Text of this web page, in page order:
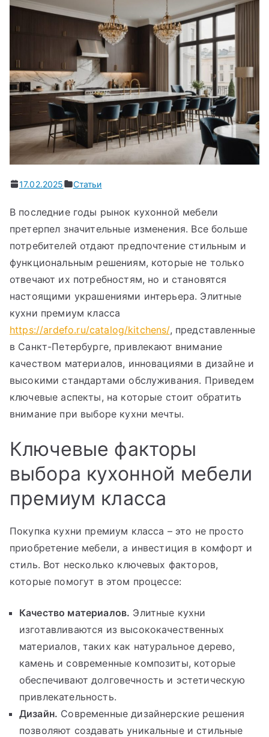
17.02.2025 Статьи
В последние годы рынок кухонной мебели
претерпел значительные изменения. Все больше
потребителей отдают предпочтение стильным и
функциональным решениям, которые не только
отвечают их потребностям, но и становятся
настоящими украшениями интерьера. Элитные
кухни премиум класса
https://ardefo.ru/catalog/kitchens/, представленные
в Санкт-Петербурге, привлекают внимание
качеством материалов, инновациями в дизайне и
высокими стандартами обслуживания. Приведем
ключевые аспекты, на которые стоит обратить
внимание при выборе кухни мечты.
Ключевые факторы
выбора кухонной мебели
премиум класса
Покупка кухни премиум класса – это не просто
приобретение мебели, а инвестиция в комфорт и
стиль. Вот несколько ключевых факторов,
которые помогут в этом процессе:
Качество материалов. Элитные кухни
изготавливаются из высококачественных
материалов, таких как натуральное дерево,
камень и современные композиты, которые
обеспечивают долговечность и эстетическую
привлекательность.
Дизайн. Современные дизайнерские решения
позволяют создавать уникальные и стильные